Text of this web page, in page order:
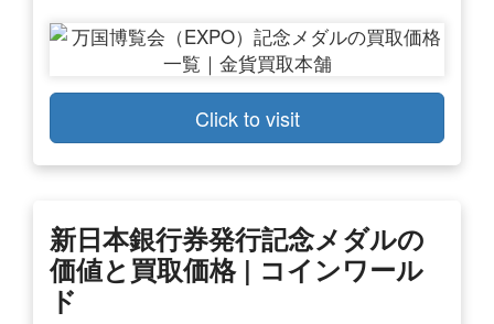
Click to visit
新日本銀行券発行記念メダルの
価値と買取価格 | コインワール
ド